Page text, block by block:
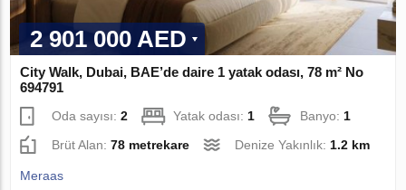
2 901 000 AED
City Walk, Dubai, BAE’de daire 1 yatak odası, 78 m² No
694791
Oda sayısı:2 Yatak odası: 1 Banyo: 1
Brüt Alan:78 metrekare Denize Yakınlık: 1.2 km
Meraas